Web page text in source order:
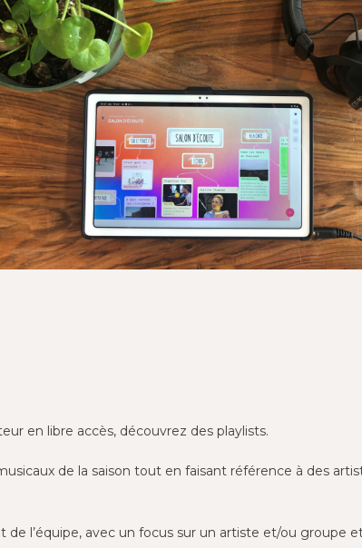
en libre accès, découvrez des playlists.
de la saison tout en faisant référence à des
de l’équipe, avec un focus sur un artiste et/ou groupe